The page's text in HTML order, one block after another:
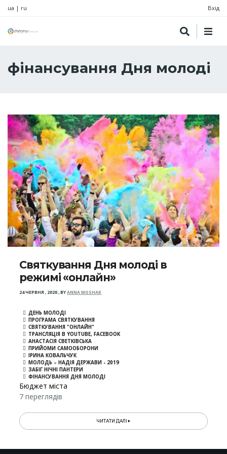
ua | ru Вхід
фінансування Дня молоді
Святкування Дня молоді в
режимі «онлайн»
24 ЧЕРВНЯ , 2020,BYANNA MOSHAK
ДЕНЬ МОЛОДІ
ПРОГРАМА СВЯТКУВАННЯ
СВЯТКУВАННЯ "ОНЛАЙН"
ТРАНСЛЯЦІЯ В YOUTUBE, FACEBOOK
АНАСТАСІЯ СВЕТКІВСЬКА
ПРИЙОМИ САМООБОРОНИ
ІРИНА КОВАЛЬЧУК
МОЛОДЬ – НАДІЯ ДЕРЖАВИ - 2019
ЗАБІГ НІЧНІ ПАНТЕРИ
ФІНАНСУВАННЯ ДНЯ МОЛОДІ
Бюджет міста
7 переглядів
ЧИТАТИ ДАЛІ